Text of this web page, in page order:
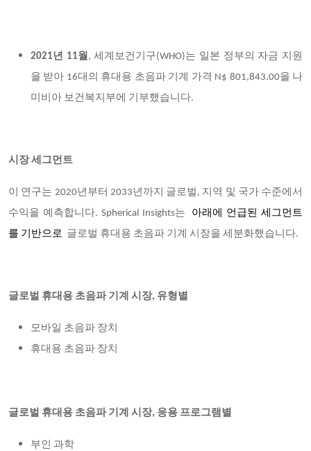
2021년 11월 , 세계보건기구(WHO)는 일본 정부의 자금 지원
을 받아 16대의 휴대용 초음파 기계 가격 N$ 801,843.00을 나
미비아 보건복지부에 기부했습니다.
시장 세그먼트
이 연구는 2020년부터 2033년까지 글로벌, 지역 및 국가 수준에서
수익을 예측합니다. Spherical Insights는
아래에 언급된 세그먼트
를 기반으로 글로벌 휴대용 초음파 기계 시장을 세분화했습니다.
글로벌 휴대용 초음파 기계 시장, 유형별
모바일 초음파 장치
휴대용 초음파 장치
글로벌 휴대용 초음파 기계 시장, 응용 프로그램별
부인 과학